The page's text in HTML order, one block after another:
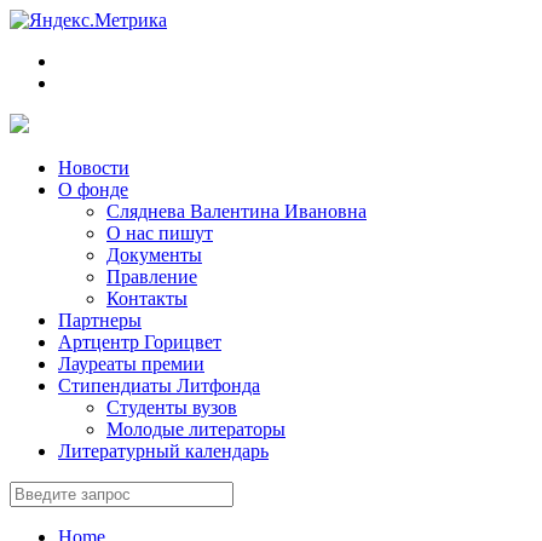
Новости
О фонде
Сляднева Валентина Ивановна
О нас пишут
Документы
Правление
Контакты
Партнеры
Артцентр Горицвет
Лауреаты премии
Стипендиаты Литфонда
Студенты вузов
Молодые литераторы
Литературный календарь
Home